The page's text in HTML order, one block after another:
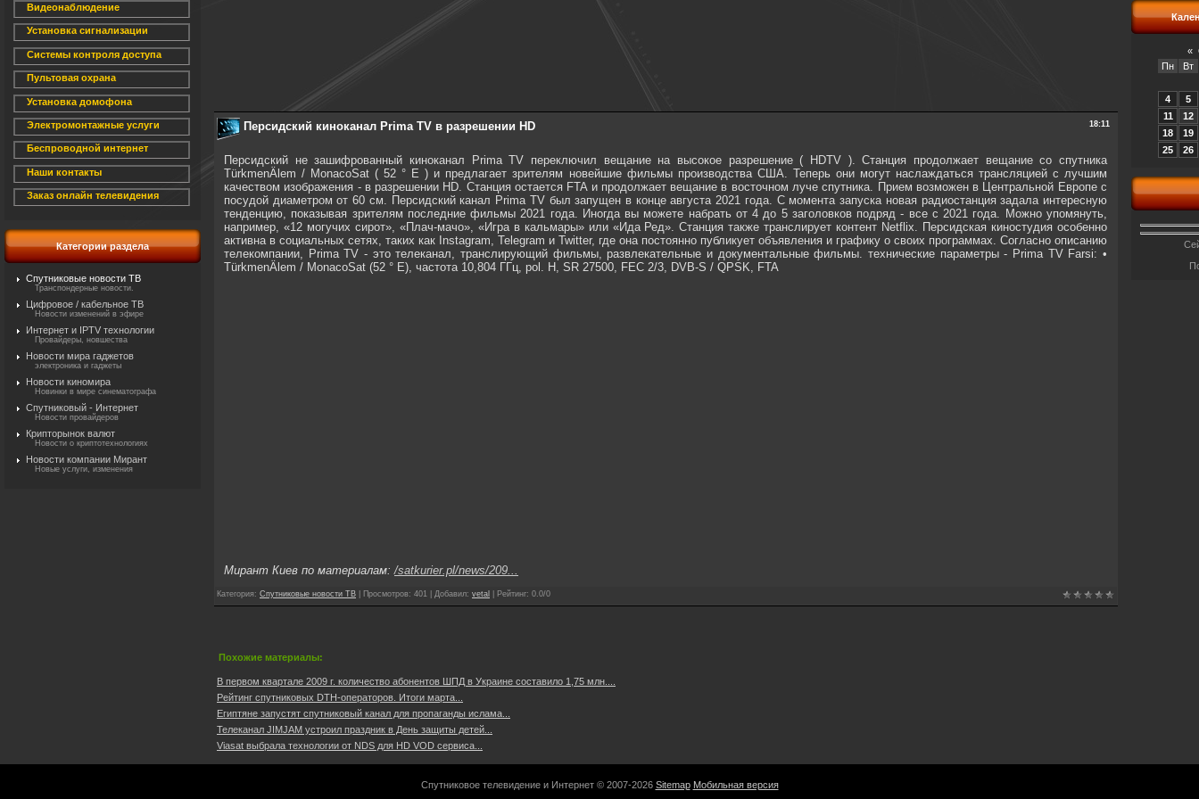
Видеонаблюдение
Установка сигнализации
Системы контроля доступа
Пультовая охрана
Установка домофона
Электромонтажные услуги
Беспроводной интернет
Наши контакты
Заказ онлайн телевидения
Категории раздела
Спутниковые новости ТВ
Транспондерные новости.
Цифровое / кабельное ТВ
Новости изменений в эфире
Интернет и IPTV технологии
Провайдеры, новшества
Новости мира гаджетов
электроника и гаджеты
Новости киномира
Новинки в мире синематографа
Спутниковый - Интернет
Новости провайдеров
Крипторынок валют
Новости о криптотехнологиях
Новости компании Мирант
Новые услуги, изменения
18:11
Персидский киноканал Prima TV в разрешении HD
Персидский не зашифрованный киноканал Prima TV переключил вещание на высокое разрешение ( HDTV ). Станция продолжает вещание со спутника
TürkmenÄlem / MonacoSat ( 52 ° E ) и предлагает зрителям новейшие фильмы производства США. Теперь они могут наслаждаться трансляцией с лучшим
качеством изображения - в разрешении HD. Станция остается FTA и продолжает вещание в восточном луче спутника. Прием возможен в Центральной Европе с
посудой диаметром от 60 см. Персидский канал Prima TV был запущен в конце августа 2021 года. С момента запуска новая радиостанция задала интересную
тенденцию, показывая зрителям последние фильмы 2021 года. Иногда вы можете набрать от 4 до 5 заголовков подряд - все с 2021 года. Можно упомянуть,
например, «12 могучих сирот», «Плач-мачо», «Игра в кальмары» или «Ида Ред». Станция также транслирует контент Netflix. Персидская киностудия особенно
активна в социальных сетях, таких как Instagram, Telegram и Twitter, где она постоянно публикует объявления и графику о своих программах. Согласно описанию
телекомпании, Prima TV - это телеканал, транслирующий фильмы, развлекательные и документальные фильмы. технические параметры - Prima TV Farsi: •
TürkmenÄlem / MonacoSat (52 ° E), частота 10,804 ГГц, pol. H, SR 27500, FEC 2/3, DVB-S / QPSK, FTA
Мирант Киев по материалам: /satkurier.pl/news/209...
Категория: Спутниковые новости ТВ Просмотров: 401 Добавил: vetal Рейтинг: 0.0/0
Похожие материалы:
В первом квартале 2009 г. количество абонентов ШПД в Украине составило 1,75 млн....
Рейтинг спутниковых DTH-операторов. Итоги марта...
Египтяне запустят спутниковый канал для пропаганды ислама...
Телеканал JIMJAM устроил праздник в День защиты детей...
Viasat выбрала технологии от NDS для HD VOD сервиса...
«
Пн
Вт
4
5
11
12
18
19
25
26
Спутниковое телевидение и Интернет © 2007-2026 Sitemap Мобильная версия